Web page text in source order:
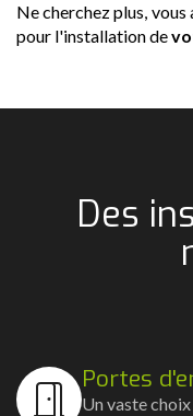
Ne cherchez plus,
pour l'installation de
Des
Portes
Un vaste